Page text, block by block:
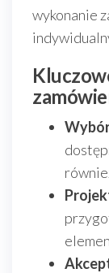
wykonanie